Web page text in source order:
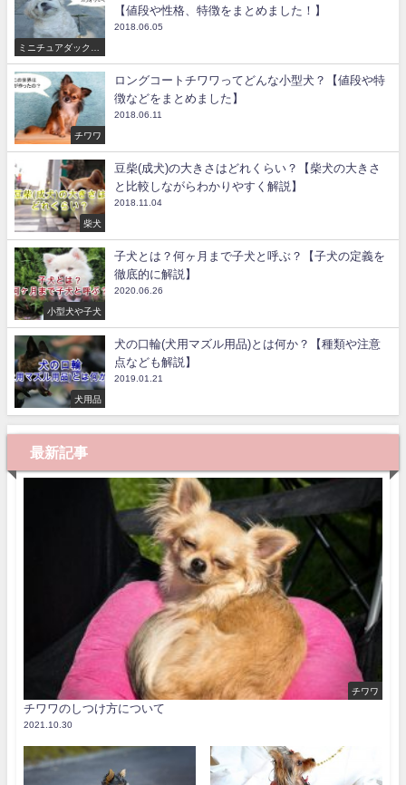
ミニチュアダックス
フンド
【値段や性格、特徴をまとめました！】
2018.06.05
チワワ
ロングコートチワワってどんな小型犬？【値段や特
徴などをまとめました】
2018.06.11
柴犬
豆柴(成犬)の大きさはどれくらい？【柴犬の大きさ
と比較しながらわかりやすく解説】
2018.11.04
小型犬や子犬
子犬とは？何ヶ月まで子犬と呼ぶ？【子犬の定義を
徹底的に解説】
2020.06.26
犬用品
犬の口輪(犬用マズル用品)とは何か？【種類や注意
点なども解説】
2019.01.21
最新記事
チワワ
チワワのしつけ方について
2021.10.30